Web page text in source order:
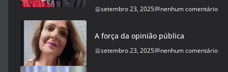
setembro 23, 2025 nenhum comentário
A força da opinião pública
setembro 23, 2025 nenhum comentário